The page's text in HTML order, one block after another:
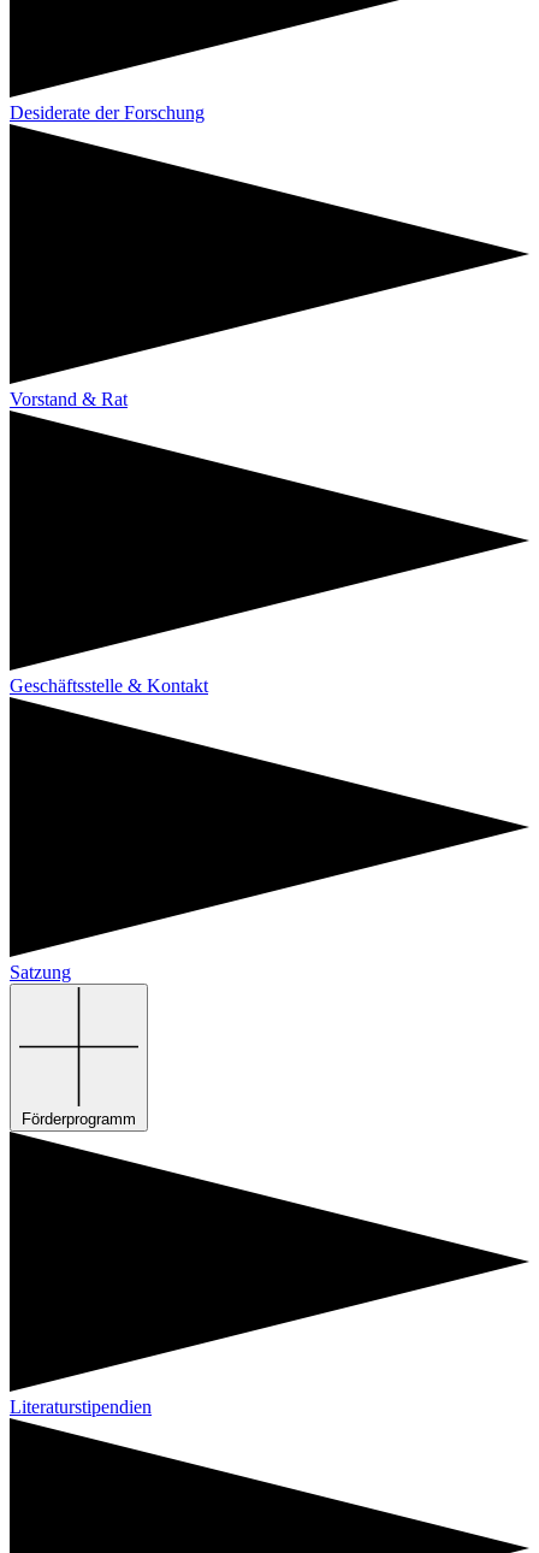
Desiderate der Forschung
Vorstand & Rat
Geschäftsstelle & Kontakt
Satzung
Förderprogramm
Literaturstipendien